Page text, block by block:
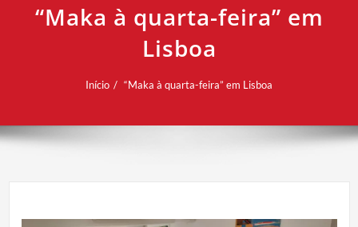
“Maka à quarta-feira” em
Lisboa
Início “Maka à quarta-feira” em Lisboa